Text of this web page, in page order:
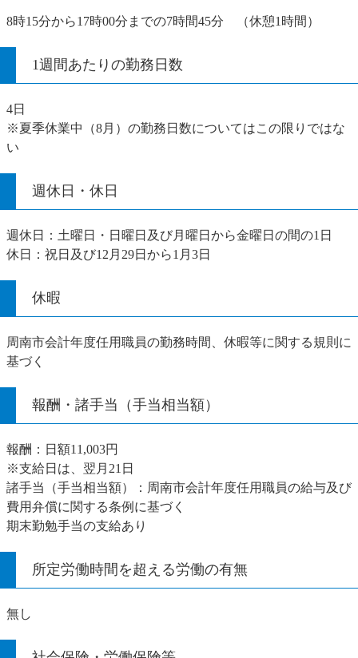
8時15分から17時00分までの7時間45分 （休憩1時間）
1週間あたりの勤務日数
4日
※夏季休業中（8月）の勤務日数についてはこの限りではな
い
週休日・休日
週休日：土曜日・日曜日及び月曜日から金曜日の間の1日
休日：祝日及び12月29日から1月3日
休暇
周南市会計年度任用職員の勤務時間、休暇等に関する規則に
基づく
報酬・諸手当（手当相当額）
報酬：日額11,003円
※支給日は、翌月21日
諸手当（手当相当額）：周南市会計年度任用職員の給与及び
費用弁償に関する条例に基づく
期末勤勉手当の支給あり
所定労働時間を超える労働の有無
無し